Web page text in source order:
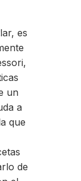
es
un
a
que
de